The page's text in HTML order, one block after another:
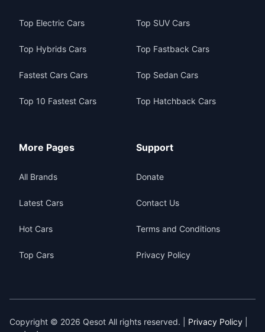
Top Electric Cars
Top Hybrids Cars
Fastest Cars Cars
Top 10 Fastest Cars
Top SUV Cars
Top Fastback Cars
Top Sedan Cars
Top Hatchback Cars
More Pages
All Brands
Latest Cars
Hot Cars
Top Cars
Support
Donate
Contact Us
Terms and Conditions
Privacy Policy
Copyright © 2026 Qesot All rights reserved. | Privacy Policy